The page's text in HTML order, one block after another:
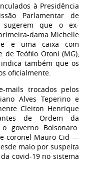
à Presidência
Parlamentar de
sugerem que o ex-
dama Michelle
e uma caixa com
Teófilo Otoni (MG),
também que os
oficialmente.
mails trocados pelos
Alves Teperino e
Cleiton Henrique
de Ordem da
governo Bolsonaro.
coronel Mauro Cid —
maio por suspeita
covid-19 no sistema